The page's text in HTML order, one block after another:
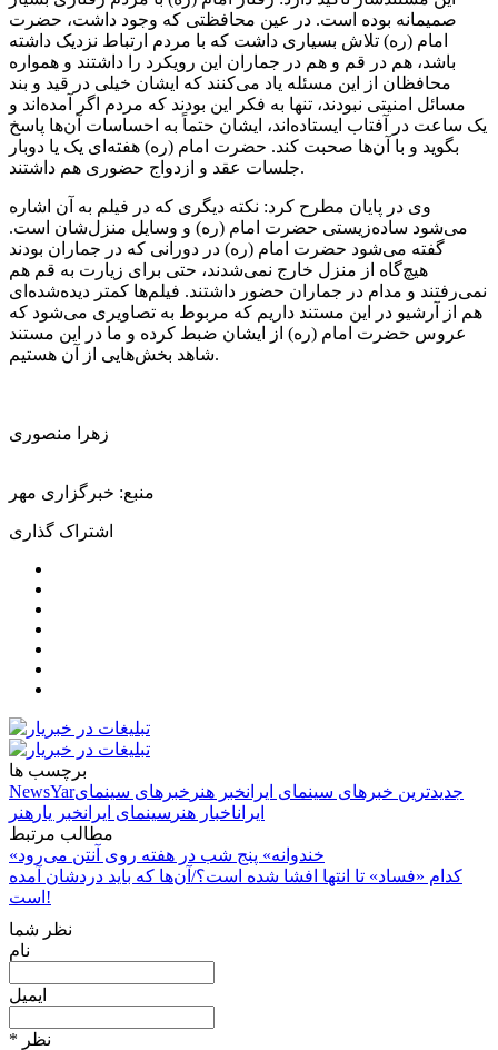
صمیمانه بوده است. در عین محافظتی که وجود داشت، حضرت
امام (ره) تلاش بسیاری داشت که با مردم ارتباط نزدیک داشته
باشد، هم در قم و هم در جماران این رویکرد را داشتند و همواره
محافظان از این مسئله یاد می‌کنند که ایشان خیلی در قید و بند
مسائل امنیتی نبودند، تنها به فکر این بودند که مردم اگر آمده‌اند و
یک ساعت در آفتاب ایستاده‌اند، ایشان حتماً به احساسات آن‌ها پاسخ
بگوید و با آن‌ها صحبت کند. حضرت امام (ره) هفته‌ای یک یا دوبار
جلسات عقد و ازدواج حضوری هم داشتند.
وی در پایان مطرح کرد: نکته دیگری که در فیلم به آن اشاره
می‌شود ساده‌زیستی حضرت امام (ره) و وسایل منزل‌شان است.
گفته می‌شود حضرت امام (ره) در دورانی که در جماران بودند
هیچ‌گاه از منزل خارج نمی‌شدند، حتی برای زیارت به قم هم
نمی‌رفتند و مدام در جماران حضور داشتند. فیلم‌ها کمتر دیده‌شده‌ای
هم از آرشیو در این مستند داریم که مربوط به تصاویری می‌شود که
عروس حضرت امام (ره) از ایشان ضبط کرده و ما در این مستند
شاهد بخش‌هایی از آن هستیم.
زهرا منصوری
منبع: خبرگزاری مهر
اشتراک گذاری
برچسب ها
NewsYar
جدیدترین خبرهای سینمای ایرانخبر هنر خبرهای سینمای
ایراناخبار هنر سینمای ایرانخبر یار هنر
مطالب مرتبط
«خندوانه» پنج شب در هفته روی آنتن می‌رود
کدام «فساد» تا انتها افشا شده است؟/آن‌ها که باید دردشان آمده
است!
نظر شما
نام
ایمیل
* نظر